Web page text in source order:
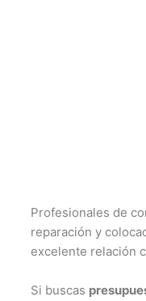
Profesionales de
reparación y
excelente relación
Si buscas